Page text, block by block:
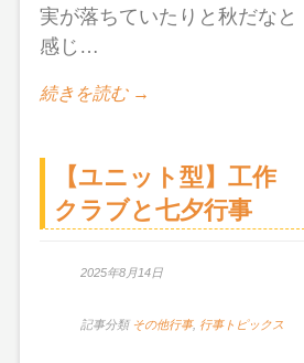
実が落ちていたりと秋だなと
感じ…
続きを読む →
【ユニット型】工作
クラブと七夕行事
2025年8月14日
記事分類 その他行事, 行事トピックス